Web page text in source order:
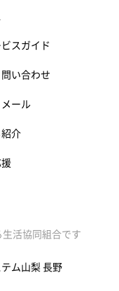
スガイド
い合わせ
ール
介
活協同組合です
ム山梨 長野